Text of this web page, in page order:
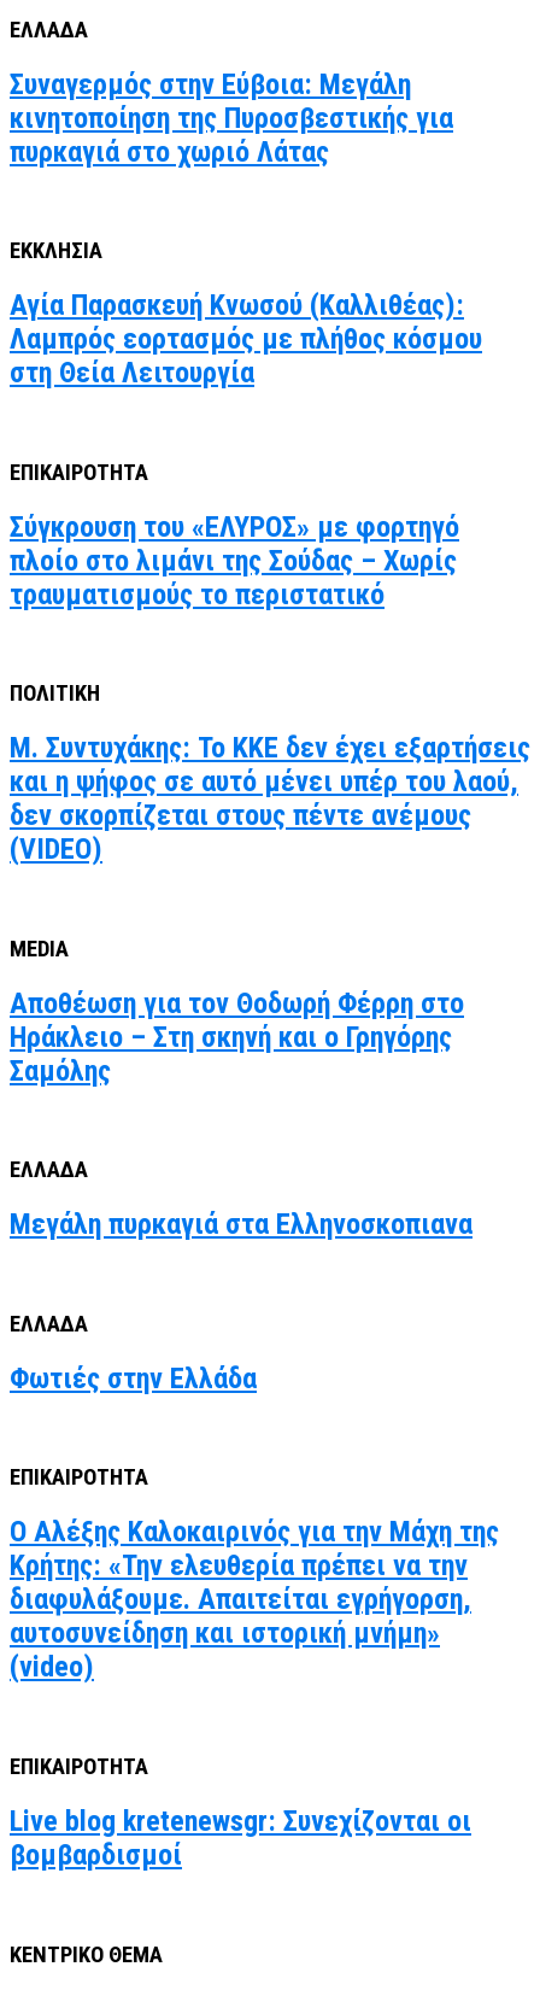
ΕΛΛΑΔΑ
Συναγερμός στην Εύβοια: Μεγάλη
κινητοποίηση της Πυροσβεστικής για
πυρκαγιά στο χωριό Λάτας
ΕΚΚΛΗΣΙΑ
Αγία Παρασκευή Κνωσού (Καλλιθέας):
Λαμπρός εορτασμός με πλήθος κόσμου
στη Θεία Λειτουργία
ΕΠΙΚΑΙΡΟΤΗΤΑ
Σύγκρουση του «ΕΛΥΡΟΣ» με φορτηγό
πλοίο στο λιμάνι της Σούδας – Χωρίς
τραυματισμούς το περιστατικό
ΠΟΛΙΤΙΚΗ
Μ. Συντυχάκης: Το ΚΚΕ δεν έχει εξαρτήσεις
και η ψήφος σε αυτό μένει υπέρ του λαού,
δεν σκορπίζεται στους πέντε ανέμους
(VIDEO)
MEDIA
Αποθέωση για τον Θοδωρή Φέρρη στο
Ηράκλειο – Στη σκηνή και ο Γρηγόρης
Σαμόλης
ΕΛΛΑΔΑ
Μεγάλη πυρκαγιά στα Ελληνοσκοπιανα
ΕΛΛΑΔΑ
Φωτιές στην Ελλάδα
ΕΠΙΚΑΙΡΟΤΗΤΑ
Ο Αλέξης Καλοκαιρινός για την Μάχη της
Κρήτης: «Την ελευθερία πρέπει να την
διαφυλάξουμε. Απαιτείται εγρήγορση,
αυτοσυνείδηση και ιστορική μνήμη»
(video)
ΕΠΙΚΑΙΡΟΤΗΤΑ
Live blog kretenewsgr: Συνεχίζονται οι
βομβαρδισμοί
ΚΕΝΤΡΙΚΟ ΘΕΜΑ